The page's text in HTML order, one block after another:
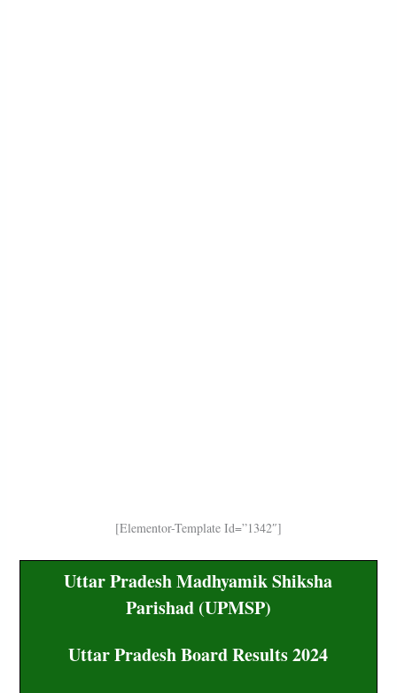
[elementor-Template Id=”1342″]
Uttar Pradesh Madhyamik Shiksha
Parishad (UPMSP)
Uttar Pradesh Board Results 2024